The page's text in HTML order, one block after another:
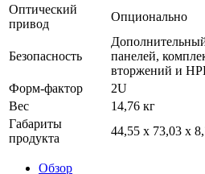
Оптический
привод
Опционально
Безопасность
панелей,
вторжений и
Форм-фактор
2U
Вес
14,76 кг
Габариты
продукта
44,55 x 73,03 x
Обзор